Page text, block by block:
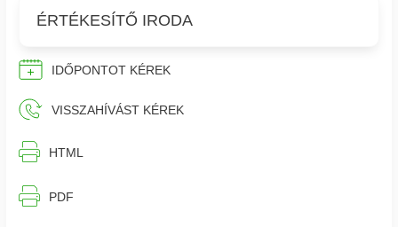
ÉRTÉKESÍTŐ IRODA
IDŐPONTOT KÉREK
VISSZAHÍVÁST KÉREK
⎙︁ HTML
⎙︁ PDF